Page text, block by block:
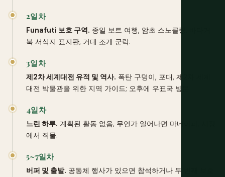
2일차
Funafuti 보호 구역. 종일 보트 여행, 암초 스노클링, 바다거
북 서식지 표지판, 거대 조개 군락.
3일차
제2차 세계대전 유적 및 역사. 폭탄 구덩이, 포대, 제2차 세계
대전 박물관을 위한 지역 가이드; 오후에 우표국 방문.
4일차
느린 하루. 계획된 활동 없음, 무언가 일어나면 마네아파, 시장
에서 직물.
5~7일차
버퍼 및 출발. 공동체 행사가 있으면 참석하거나 두 번째 보호